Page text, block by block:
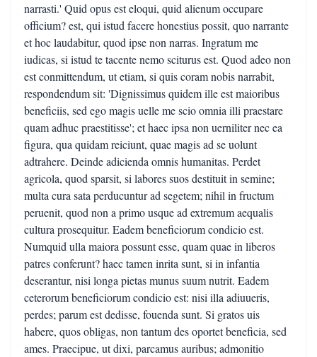
narrasti.' Quid opus est eloqui, quid alienum occupare
officium? est, qui istud facere honestius possit, quo narrante
et hoc laudabitur, quod ipse non narras. Ingratum me
iudicas, si istud te tacente nemo sciturus est. Quod adeo non
est conmittendum, ut etiam, si quis coram nobis narrabit,
respondendum sit: 'Dignissimus quidem ille est maioribus
beneficiis, sed ego magis uelle me scio omnia illi praestare
quam adhuc praestitisse'; et haec ipsa non uerniliter nec ea
figura, qua quidam reiciunt, quae magis ad se uolunt
adtrahere. Deinde adicienda omnis humanitas. Perdet
agricola, quod sparsit, si labores suos destituit in semine;
multa cura sata perducuntur ad segetem; nihil in fructum
peruenit, quod non a primo usque ad extremum aequalis
cultura prosequitur. Eadem beneficiorum condicio est.
Numquid ulla maiora possunt esse, quam quae in liberos
patres conferunt? haec tamen inrita sunt, si in infantia
deserantur, nisi longa pietas munus suum nutrit. Eadem
ceterorum beneficiorum condicio est: nisi illa adiuueris,
perdes; parum est dedisse, fouenda sunt. Si gratos uis
habere, quos obligas, non tantum des oportet beneficia, sed
ames. Praecipue, ut dixi, parcamus auribus; admonitio